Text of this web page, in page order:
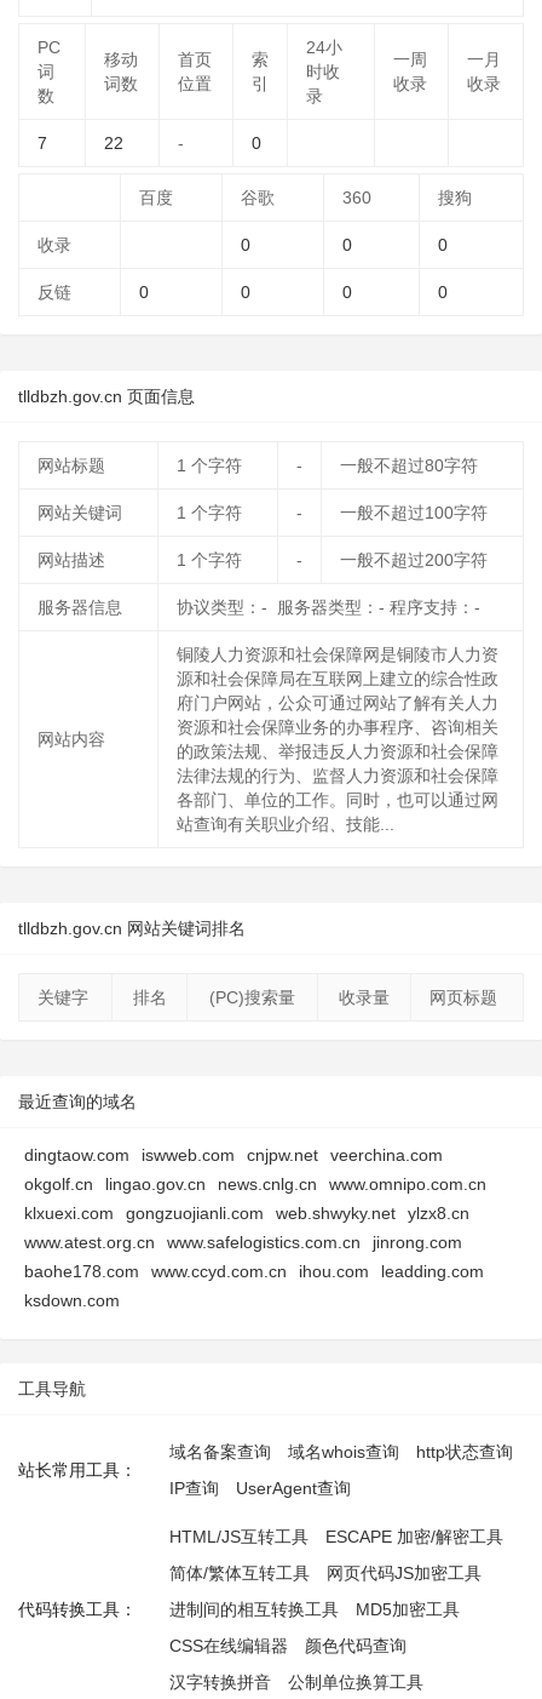
PC
词
数
移动
词数
首页
位置
索
引
24小
时收
录
一周
收录
一月
收录
7 22 - 0
百度 谷歌 360 搜狗
收录 0 0 0
反链 0 0 0 0
tlldbzh.gov.cn 页面信息
网站标题 1 个字符 - 一般不超过80字符
网站关键词 1 个字符 - 一般不超过100字符
网站描述 1 个字符 - 一般不超过200字符
服务器信息 协议类型：- 服务器类型：- 程序支持：-
网站内容
铜陵人力资源和社会保障网是铜陵市人力资
源和社会保障局在互联网上建立的综合性政
府门户网站，公众可通过网站了解有关人力
资源和社会保障业务的办事程序、咨询相关
的政策法规、举报违反人力资源和社会保障
法律法规的行为、监督人力资源和社会保障
各部门、单位的工作。同时，也可以通过网
站查询有关职业介绍、技能...
tlldbzh.gov.cn 网站关键词排名
关键字 排名 (PC)搜索量 收录量 网页标题
最近查询的域名
dingtaow.com iswweb.com cnjpw.net
veerchina.com
okgolf.cn
lingao.gov.cn news.cnlg.cn
www.omnipo.com.cn
klxuexi.com
gongzuojianli.com web.shwyky.net
ylzx8.cn
www.atest.org.cn
www.safelogistics.com.cn
jinrong.com
baohe178.com
www.ccyd.com.cn ihou.com
leadding.com
ksdown.com
工具导航
站长常用工具：
域名备案查询 域名whois查询
http状态查询
IP查询
UserAgent查询
代码转换工具：
HTML/JS互转工具
ESCAPE 加密/解密工具
简体/繁体互转工具
网页代码JS加密工具
进制间的相互转换工具
MD5加密工具
CSS在线编辑器
颜色代码查询
汉字转换拼音
公制单位换算工具